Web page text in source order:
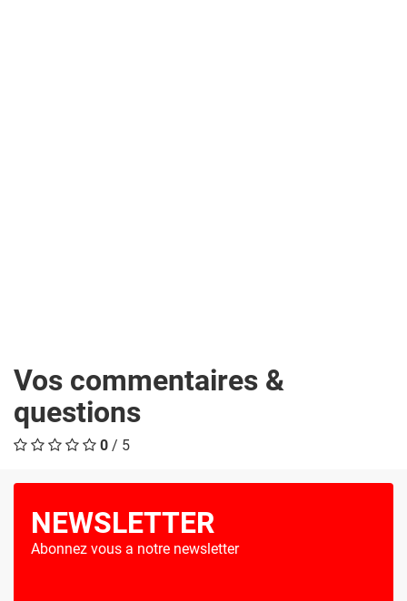
Vos commentaires &
questions
0 / 5
NEWSLETTER
Abonnez vous a notre newsletter